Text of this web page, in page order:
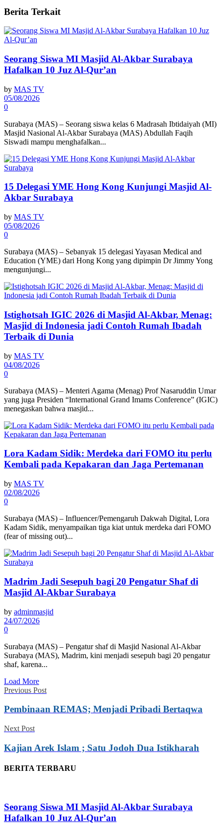
Berita Terkait
Seorang Siswa MI Masjid Al-Akbar Surabaya
Hafalkan 10 Juz Al-Qur’an
by MAS TV
05/08/2026
0
Surabaya (MAS) – Seorang siswa kelas 6 Madrasah Ibtidaiyah (MI)
Masjid Nasional Al-Akbar Surabaya (MAS) Abdullah Faqih
Siswadi mampu menghafalkan...
15 Delegasi YME Hong Kong Kunjungi Masjid Al-
Akbar Surabaya
by MAS TV
05/08/2026
0
Surabaya (MAS) – Sebanyak 15 delegasi Yayasan Medical and
Education (YME) dari Hong Kong yang dipimpin Dr Jimmy Yong
mengunjungi...
Istighotsah IGIC 2026 di Masjid Al-Akbar, Menag:
Masjid di Indonesia jadi Contoh Rumah Ibadah
Terbaik di Dunia
by MAS TV
04/08/2026
0
Surabaya (MAS) – Menteri Agama (Menag) Prof Nasaruddin Umar
yang juga Presiden “International Grand Imams Conference” (IGIC)
menegaskan bahwa masjid...
Lora Kadam Sidik: Merdeka dari FOMO itu perlu
Kembali pada Kepakaran dan Jaga Pertemanan
by MAS TV
02/08/2026
0
Surabaya (MAS) – Influencer/Pemengaruh Dakwah Digital, Lora
Kadam Sidik, menyampaikan tiga kiat untuk merdeka dari FOMO
(fear of missing out)...
Madrim Jadi Sesepuh bagi 20 Pengatur Shaf di
Masjid Al-Akbar Surabaya
by adminmasjid
24/07/2026
0
Surabaya (MAS) – Pengatur shaf di Masjid Nasional Al-Akbar
Surabaya (MAS), Madrim, kini menjadi sesepuh bagi 20 pengatur
shaf, karena...
Load More
Previous Post
Pembinaan REMAS; Menjadi Pribadi Bertaqwa
Next Post
Kajian Arek Islam ; Satu Jodoh Dua Istikharah
BERITA TERBARU
Seorang Siswa MI Masjid Al-Akbar Surabaya
Hafalkan 10 Juz Al-Qur’an